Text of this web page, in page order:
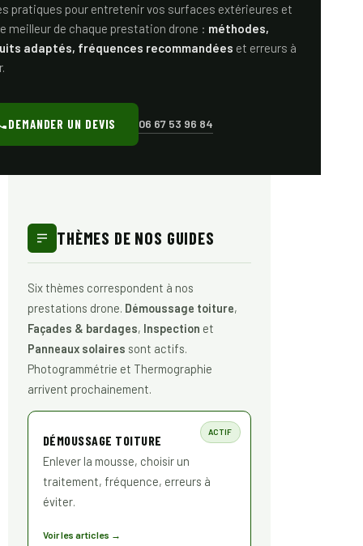
pratiques pour entretenir vos surfaces extérieures et
meilleur de chaque prestation drone : méthodes,
adaptés, fréquences recommandées et erreurs à
DEMANDER UN DEVIS 06 67 53 96 84
THÈMES DE NOS GUIDES
Six thèmes correspondent à nos
prestations drone. Démoussage toiture,
Façades & bardages, Inspection et
Panneaux solaires sont actifs.
Photogrammétrie et Thermographie
arrivent prochainement.
ACTIF
DÉMOUSSAGE TOITURE
Enlever la mousse, choisir un
traitement, fréquence, erreurs à
éviter.
Voir les articles →